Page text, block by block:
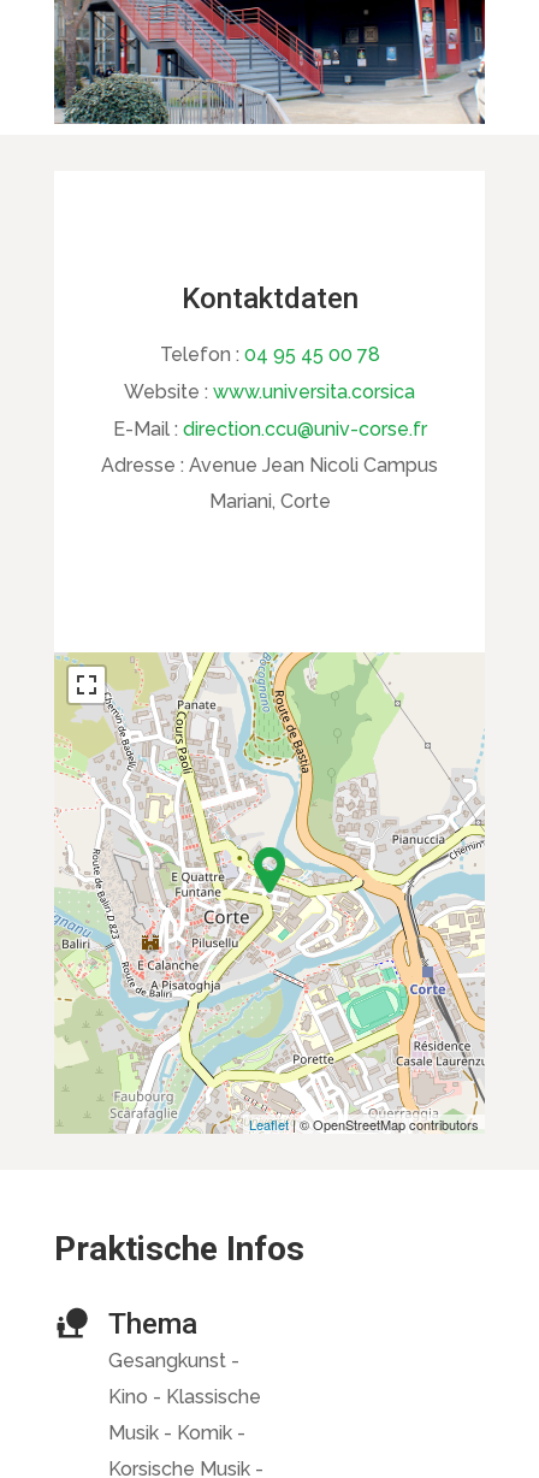
Kontaktdaten
Telefon : 04 95 45 00 78
Website : www.universita.corsica
E-Mail : direction.ccu@univ-corse.fr
Adresse : Avenue Jean Nicoli Campus
Mariani, Corte
Leaflet| © OpenStreetMap contributors
Praktische Infos
Thema
Gesangkunst -
Kino - Klassische
Musik - Komik -
Korsische Musik -